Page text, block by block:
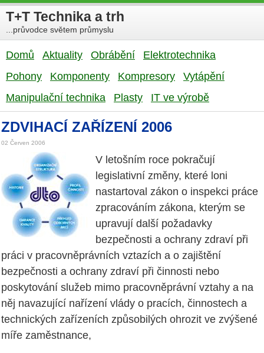
T+T Technika a trh
...průvodce světem průmyslu
Domů Aktuality Obrábění
Elektrotechnika
Pohony
Komponenty Kompresory
Vytápění
Manipulační technika
Plasty IT ve výrobě
ZDVIHACÍ ZAŘÍZENÍ 2006
02 Červen 2006
V letošním roce pokračují
legislativní změny, které loni
nastartoval zákon o inspekci práce
zpracováním zákona, kterým se
upravují další požadavky
bezpečnosti a ochrany zdraví při
práci v pracovněprávních vztazích a o zajištění
bezpečnosti a ochrany zdraví při činnosti nebo
poskytování služeb mimo pracovněprávní vztahy a na
něj navazující nařízení vlády o pracích, činnostech a
technických zařízeních způsobilých ohrozit ve zvýšené
míře zaměstnance,